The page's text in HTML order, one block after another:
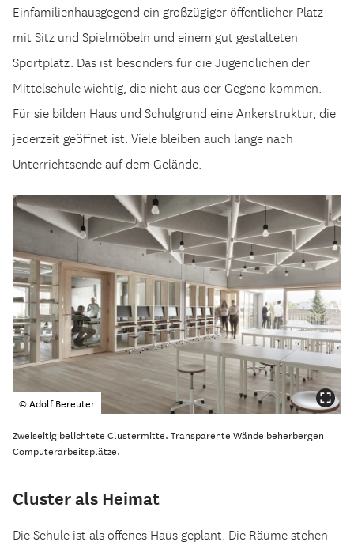
Einfamilienhausgegend ein großzügiger öffentlicher Platz
mit Sitz und Spielmöbeln und einem gut gestalteten
Sportplatz. Das ist besonders für die Jugendlichen der
Mittelschule wichtig, die nicht aus der Gegend kommen.
Für sie bilden Haus und Schulgrund eine Ankerstruktur, die
jederzeit geöffnet ist. Viele bleiben auch lange nach
Unterrichtsende auf dem Gelände.
© Adolf Bereuter
Zweiseitig belichtete Clustermitte. Transparente Wände beherbergen
Computerarbeitsplätze.
Cluster als Heimat
Die Schule ist als offenes Haus geplant. Die Räume stehen